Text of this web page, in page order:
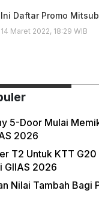
Ini Daftar Promo
14 Maret 2022, 18:29 WIB
5-Door Mulai
2026
T2 Untuk KTT
GIIAS 2026
Nilai Tambah Bagi